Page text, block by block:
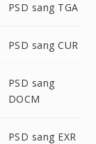
PSD sang TGA
PSD sang CUR
PSD sang
DOCM
PSD sang EXR